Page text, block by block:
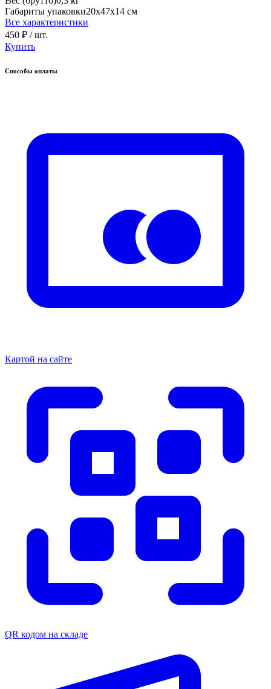
Габариты упаковки20х47х14 см
Все характеристики
450 ₽ / шт.
Купить
Способы оплаты
Картой на сайте
QR кодом на складе